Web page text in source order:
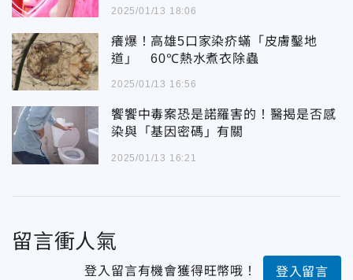
2025/01/13 18:06
癢爆！高雄5口家染疥蟎「皮膚鑿地
道」 60℃熱水煮衣除蟲
2025/01/13 16:56
饗饗中毒案恐是諾羅害的！醫揭是否感
染與「基因密碼」有關
2025/01/13 16:21
留言衝人氣
登入留言有機會獲得旺幣哦！ 登入留言